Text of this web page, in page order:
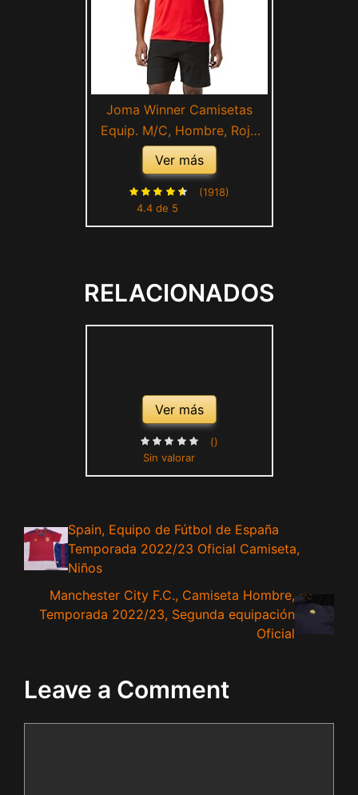
Joma Winner Camisetas
Equip. M/C, Hombre, Rojo
Negro
Ver más
4.4 de 5
(1918)
RELACIONADOS
Ver más
Sin valorar
()
Spain, Equipo de Fútbol de España
Temporada 2022/23 Oficial Camiseta,
Niños
Manchester City F.C., Camiseta Hombre,
Temporada 2022/23, Segunda equipación
Oficial
Leave a Comment